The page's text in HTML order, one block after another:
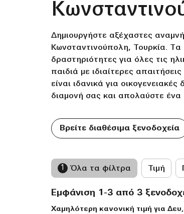
Δημιουργήστε αξέχαστες
Κωνσταντινούπολη, Τουρκία.
δραστηριότητες για όλες τις
παιδιά με ιδιαίτερες
είναι ιδανικά για
διαμονή σας και απολαύστε
Βρείτε διαθέσιμα ξενοδοχεία
1 Όλα τα φίλτρα Τιμή
Εμφάνιση 1-3 από 3
Χαμηλότερη κανονική τιμή για